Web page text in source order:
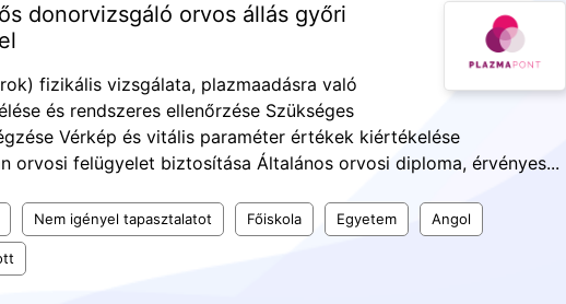
donorvizsgáló orvos állás győri
fizikális vizsgálata, plazmaadásra való
és rendszeres ellenőrzése Szükséges
Vérkép és vitális paraméter értékek kiértékelése
orvosi felügyelet biztosítása Általános orvosi diploma, érvényes...
Nem igényel tapasztalatot Főiskola Egyetem Angol